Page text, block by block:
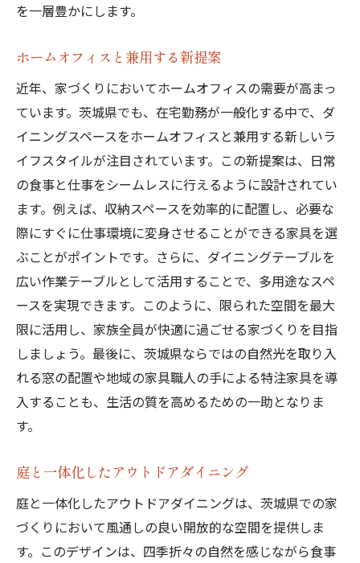
を一層豊かにします。
ホームオフィスと兼用する新提案
近年、家づくりにおいてホームオフィスの需要が高まっ
ています。茨城県でも、在宅勤務が一般化する中で、ダ
イニングスペースをホームオフィスと兼用する新しいラ
イフスタイルが注目されています。この新提案は、日常
の食事と仕事をシームレスに行えるように設計されてい
ます。例えば、収納スペースを効率的に配置し、必要な
際にすぐに仕事環境に変身させることができる家具を選
ぶことがポイントです。さらに、ダイニングテーブルを
広い作業テーブルとして活用することで、多用途なスペ
ースを実現できます。このように、限られた空間を最大
限に活用し、家族全員が快適に過ごせる家づくりを目指
しましょう。最後に、茨城県ならではの自然光を取り入
れる窓の配置や地域の家具職人の手による特注家具を導
入することも、生活の質を高めるための一助となりま
す。
庭と一体化したアウトドアダイニング
庭と一体化したアウトドアダイニングは、茨城県での家
づくりにおいて風通しの良い開放的な空間を提供しま
す。このデザインは、四季折々の自然を感じながら食事